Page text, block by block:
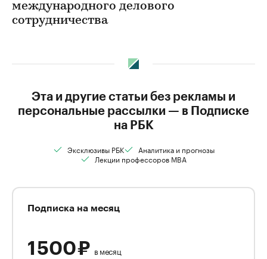
международного делового
сотрудничества
Эта и другие статьи без рекламы и
персональные рассылки — в Подписке
на РБК
Эксклюзивы РБК
Аналитика и прогнозы
Лекции профессоров MBA
Подписка на месяц
1 500 ₽ в месяц